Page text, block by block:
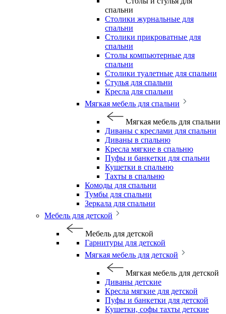
спальни
Столики журнальные для
спальни
Столики прикроватные для
спальни
Столы компьютерные для
спальни
Столики туалетные для спальни
Стулья для спальни
Кресла для спальни
Мягкая мебель для спальни
Мягкая мебель для спальни
Диваны с креслами для спальни
Диваны в спальню
Кресла мягкие в спальню
Пуфы и банкетки для спальни
Кушетки в спальню
Тахты в спальню
Комоды для спальни
Тумбы для спальни
Зеркала для спальни
Мебель для детской
Мебель для детской
Гарнитуры для детской
Мягкая мебель для детской
Мягкая мебель для детской
Диваны детские
Кресла мягкие для детской
Пуфы и банкетки для детской
Кушетки, софы тахты детские